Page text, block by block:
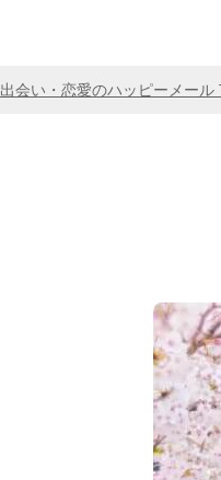
出会い・恋愛のハッピーメール